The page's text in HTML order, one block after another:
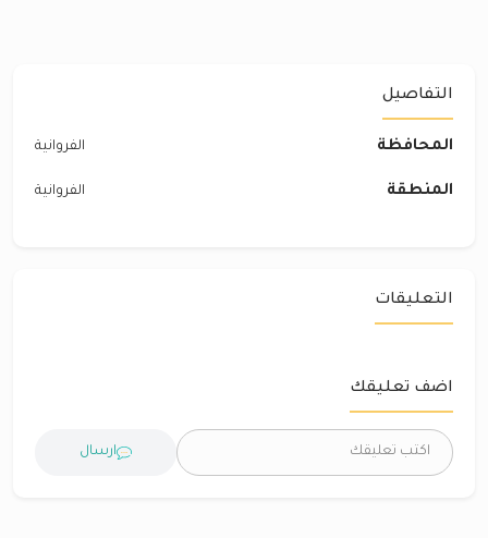
التفاصيل
المحافظة الفروانية
المنطقة الفروانية
التعليقات
اضف تعليقك
ارسال